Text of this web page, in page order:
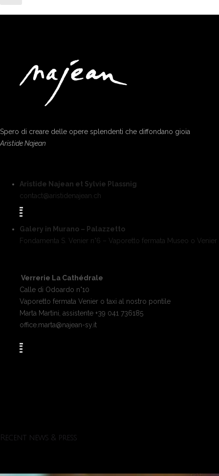
Spero di creare delle opere splendenti che diffondano gioia
Aristide Najean
Aristide Najean et Sylvie Plassnig
contact@aristidenajean.ch
Galery in Murano – Palazzetto
Fondamenta S. Venier n°6 – Vaporetto fermata Museo o Venier
Verrerie La Cathédrale
Calle di Odoardo n°10
Vaporetto fermata Venier o taxi al nostro pontile
Marta Martini, assistente +39 041 736185
office.marta@najean-sy.it
Recent news & press